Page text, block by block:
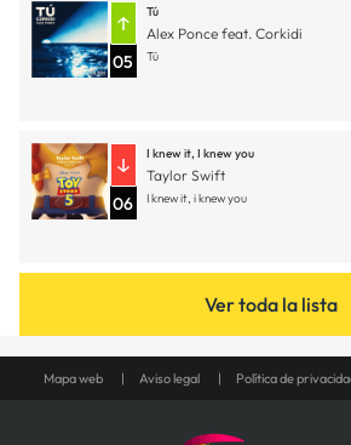
05
Tú
Alex Ponce feat. Corkidi
Tú
06
I knew it, I knew you
Taylor Swift
I knew it, i knew you
Ver toda la lista
Mapa web Aviso legal Política de